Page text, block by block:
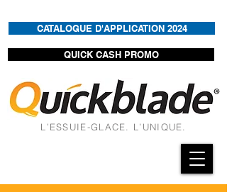
CATALOGUE D'APPLICATION 2024
QUICK CASH PROMO
L’ESSUIE-GLACE. L’UNIQUE.